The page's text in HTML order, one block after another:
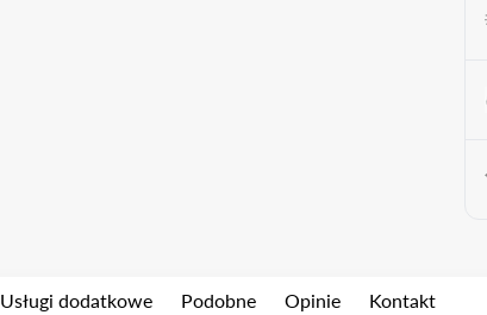
Usługi dodatkowe Podobne Opinie Kontakt